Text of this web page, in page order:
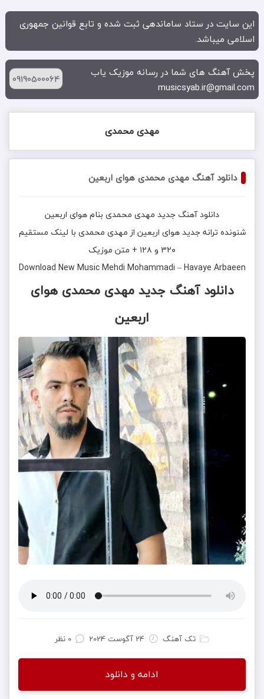
این سایت در ستاد ساماندهی ثبت شده و تابع قوانین جمهوری
اسلامی میباشد.
پخش آهنگ های شما در رسانه موزیک یاب
musicsyab.ir@gmail.com
09190500064
مهدی محمدی
دانلود آهنگ مهدی محمدی هوای اربعین
دانلود آهنگ جدید مهدی محمدی بنامهوای اربعین
شنونده ترانه جدیدهوای اربعین از مهدی محمدی با لینک مستقیم
۳۲۰ و ۱۲۸ + متن موزیک
Download New MusicMehdi Mohammadi –Havaye Arbaeen
دانلود آهنگ جدید مهدی محمدی هوای
اربعین
تک آهنگ 24 آگوست 2024 0 نظر
ادامه و دانلود